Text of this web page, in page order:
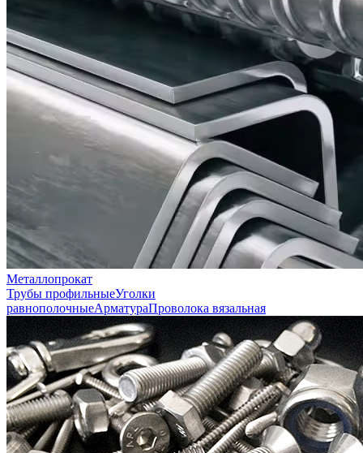
Металлопрокат
Трубы профильныеУголки
равнополочныеАрматураПроволока вязальная